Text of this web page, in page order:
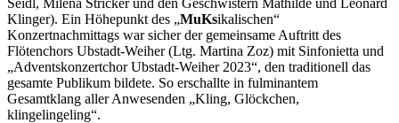
Klinger). Ein Höhepunkt des „MuKsikalischen“
Konzertnachmittags war sicher der gemeinsame Auftritt des
Flötenchors Ubstadt-Weiher (Ltg. Martina Zoz) mit Sinfonietta und
„Adventskonzertchor Ubstadt-Weiher 2023“, den traditionell das
gesamte Publikum bildete. So erschallte in fulminantem
Gesamtklang aller Anwesenden „Kling, Glöckchen,
klingelingeling“.